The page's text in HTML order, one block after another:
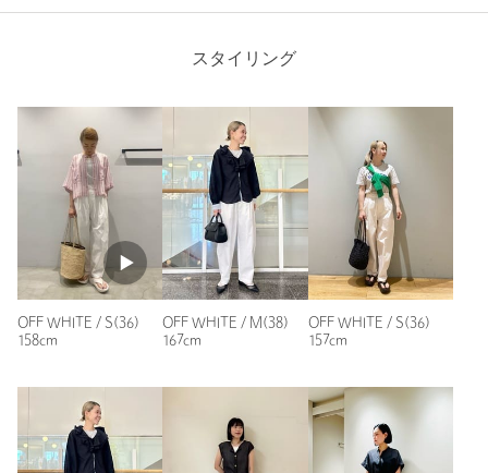
※商品の色味の目安は、商品単体の画像をご参照ください。
店舗へお問い合わせの際は、全国のgreen label relaxing各店舗ま
商品詳細
注文キャンセル 対象商品
しました。シルエットもかわいいし、ウエストゴムで楽だし、
性別：
女性
年代：60代～
155cm
普段の着用サイズ：
10人が参考になったと回答
参考になった
ニックネーム： みっこ
スタイリング
OFF WHITE / S(36)
158cm
OFF WHITE / M(38)
167cm
OFF WHITE / S(36)
157cm